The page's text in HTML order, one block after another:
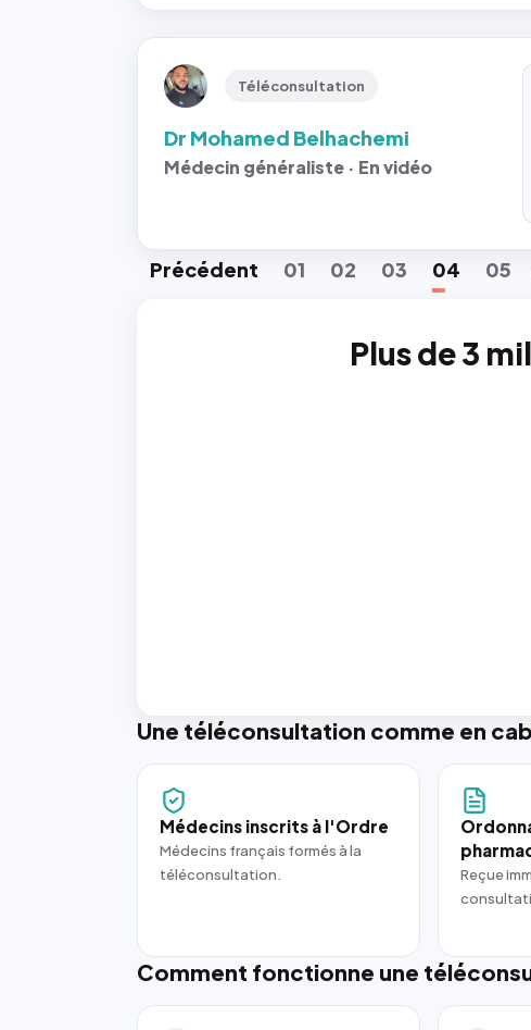
Téléconsultation
Dr Mohamed Belhachemi
Médecin généraliste · En vidéo
Précédent 01 02 03 04 05
Plus de 3
Une téléconsultation comme en
Médecins inscrits à l'Ordre
Médecins français formés à la
téléconsultation.
Reçue
Comment fonctionne une